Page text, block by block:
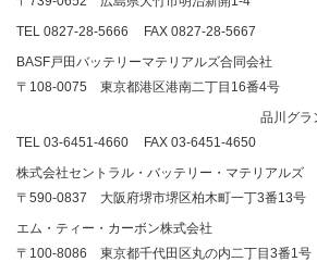
TEL 0827-28-5666
FAX 0827-28-5667
BASF戸田バッテリーマテリアルズ合同会社
〒108-0075 東京都港区港南二丁目16番4号
品川グラ
TEL 03-6451-4660
FAX 03-6451-4650
株式会社セントラル・バッテリー・マテリアルズ
〒590-0837 大阪府堺市堺区柏木町一丁3番13号
エム・ティー・カーボン株式会社
〒 100-8086 東京都千代田区丸の内二丁目 3番1号